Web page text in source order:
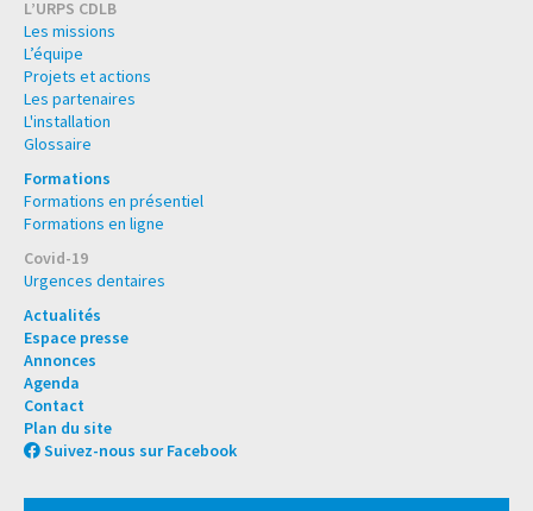
L’URPS CDLB
Les missions
L’équipe
Projets et actions
Les partenaires
L'installation
Glossaire
Formations
Formations en présentiel
Formations en ligne
Covid-19
Urgences dentaires
Actualités
Espace presse
Annonces
Agenda
Contact
Plan du site
Suivez-nous sur Facebook